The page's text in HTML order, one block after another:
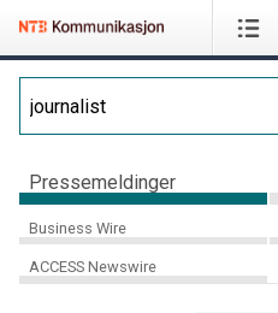
Pressemeldinger
Business Wire
ACCESS Newswire